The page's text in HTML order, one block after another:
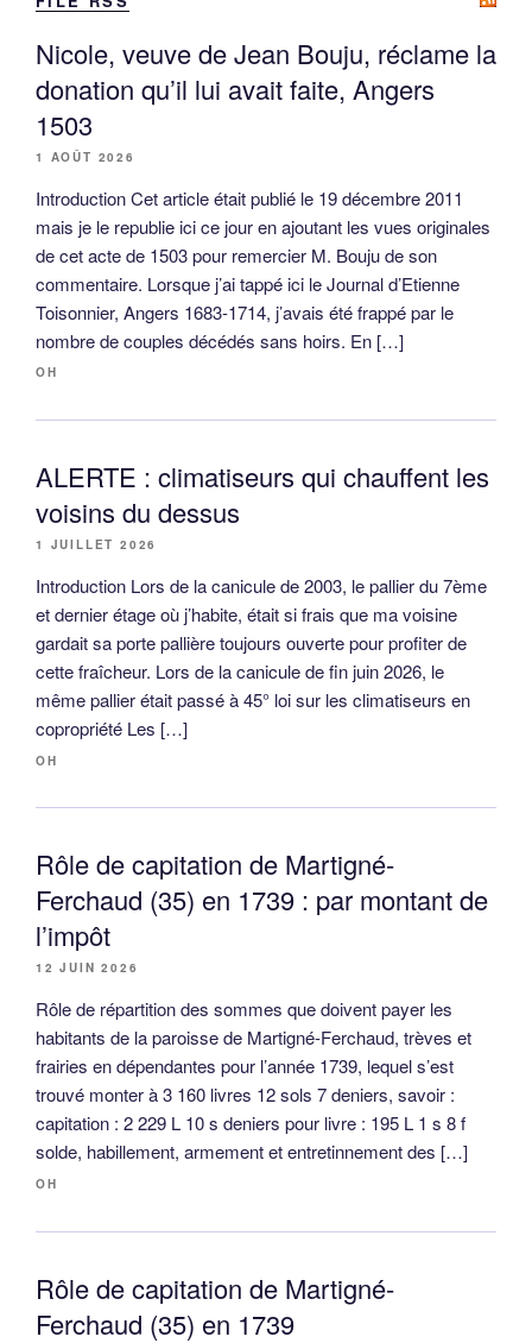
Nicole, veuve de Jean Bouju, réclame la
donation qu’il lui avait faite, Angers
1503
1 AOÛT 2026
Introduction Cet article était publié le 19 décembre 2011
mais je le republie ici ce jour en ajoutant les vues originales
de cet acte de 1503 pour remercier M. Bouju de son
commentaire. Lorsque j’ai tappé ici le Journal d’Etienne
Toisonnier, Angers 1683-1714, j’avais été frappé par le
nombre de couples décédés sans hoirs. En […]
OH
ALERTE : climatiseurs qui chauffent les
voisins du dessus
1 JUILLET 2026
Introduction Lors de la canicule de 2003, le pallier du 7ème
et dernier étage où j’habite, était si frais que ma voisine
gardait sa porte pallière toujours ouverte pour profiter de
cette fraîcheur. Lors de la canicule de fin juin 2026, le
même pallier était passé à 45° loi sur les climatiseurs en
copropriété Les […]
OH
Rôle de capitation de Martigné-
Ferchaud (35) en 1739 : par montant de
l’impôt
12 JUIN 2026
Rôle de répartition des sommes que doivent payer les
habitants de la paroisse de Martigné-Ferchaud, trèves et
frairies en dépendantes pour l’année 1739, lequel s’est
trouvé monter à 3 160 livres 12 sols 7 deniers, savoir :
capitation : 2 229 L 10 s deniers pour livre : 195 L 1 s 8 f
solde, habillement, armement et entretinnement des […]
OH
Rôle de capitation de Martigné-
Ferchaud (35) en 1739